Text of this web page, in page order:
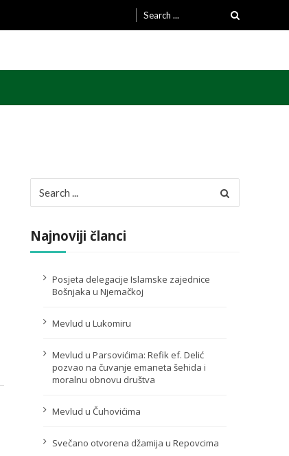
Search
for:
for:
Najnoviji članci
Posjeta delegacije Islamske zajednice
Bošnjaka u Njemačkoj
Mevlud u Lukomiru
Mevlud u Parsovićima: Refik ef. Delić
pozvao na čuvanje emaneta šehida i
moralnu obnovu društva
Mevlud u Čuhovićima
Svečano otvorena džamija u Repovcima